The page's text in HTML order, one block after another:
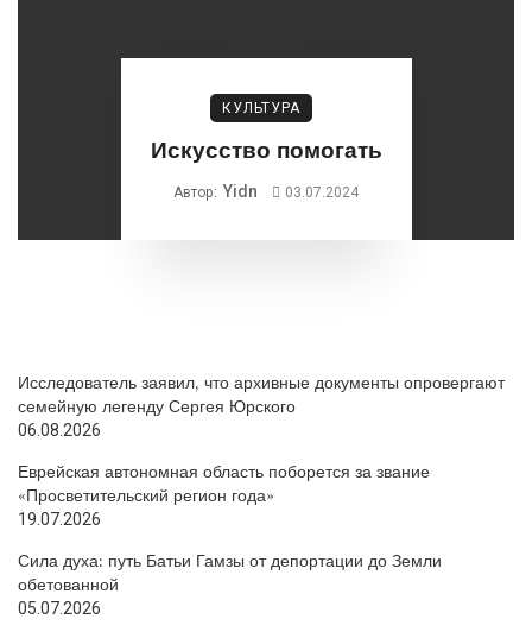
КУЛЬТУРА
Искусство помогать
Автор: Yidn 03.07.2024
Исследователь заявил, что архивные документы опровергают
семейную легенду Сергея Юрского
06.08.2026
Еврейская автономная область поборется за звание
«Просветительский регион года»
19.07.2026
Сила духа: путь Батьи Гамзы от депортации до Земли
обетованной
05.07.2026